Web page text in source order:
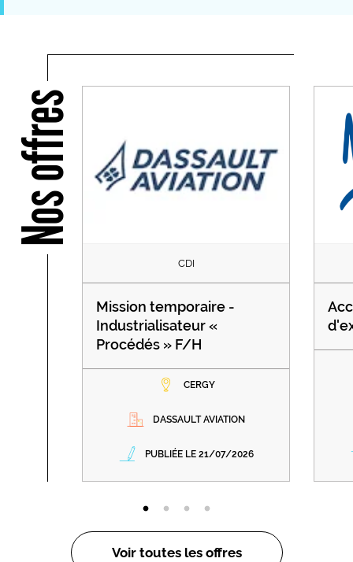
Nos offres
CDI
Mission temporaire -
Industrialisateur «
Procédés » F/H
CERGY
DASSAULT AVIATION
PUBLIÉE LE 21/07/2026
Voir toutes les offres